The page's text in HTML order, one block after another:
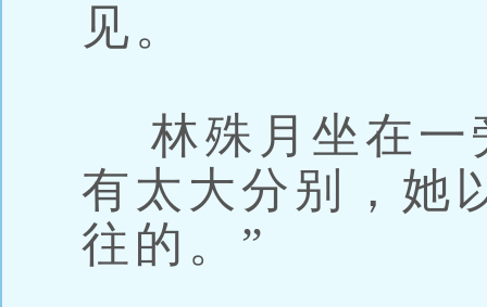
见。
林殊月坐在一
有太大分别，她
往的。”